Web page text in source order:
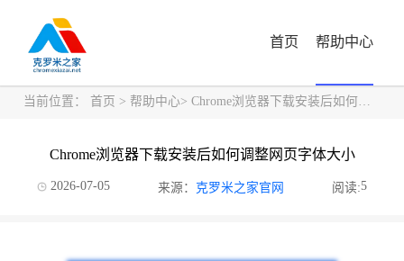
首页 帮助中心
当前位置： 首页 > 帮助中心> Chrome浏览器下载安装后如何调整网页字体大小
Chrome浏览器下载安装后如何调整网页字体大小
2026-07-05 来源： 克罗米之家官网 阅读:5